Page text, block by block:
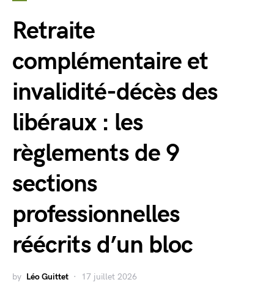
Retraite
complémentaire et
invalidité-décès des
libéraux : les
règlements de 9
sections
professionnelles
réécrits d’un bloc
by Léo Guittet 17 juillet 2026